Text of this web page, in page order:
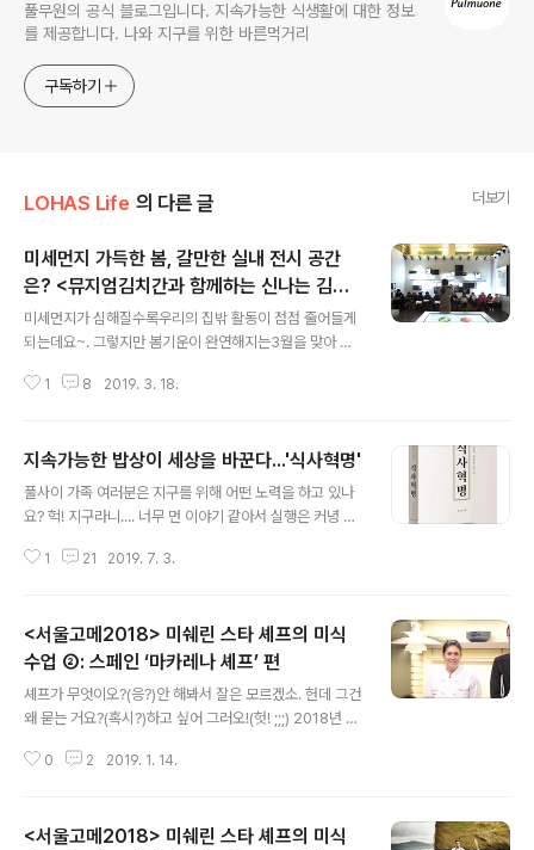
풀무원의 공식 블로그입니다. 지속가능한 식생활에 대한 정보
를 제공합니다. 나와 지구를 위한 바른먹거리
구독하기
LOHAS Life 의 다른 글 더보기
미세먼지 가득한 봄, 갈만한 실내 전시 공간
은? <뮤지엄김치간과 함께하는 신나는 김치
체험>
미세먼지가 심해질수록우리의 집밖 활동이 점점 줄어들게
되는데요~. 그렇지만 봄기운이 완연해지는3월을 맞아 하
한 실내공간(?)들이 많답니다! 그중 가장 대표적인 곳은 박
지 추가 된다면?! 어머! 여긴 꼭 가야해!!풀무원이 운영하는
김치박물관인사동 '뮤지엄김치간(www.kimchikan.co
m)'에 오시면 쾌적한 실내에서 유익한 전시도 보고즐거운
려주고~직접 담근 김치도 가져갈 수 있다는 사실! '뮤지엄
1 8 2019. 3. 18.
지속가능한 밥상이 세상을 바꾼다...'식사혁명'
풀사이 가족 여러분은 지구를 위해 어떤 노력을 하고 있나
요? 헉! 지구라니.... 너무 먼 이야기 같아서 실행은 커녕 느
으니까요. 하지만 알고보면 지구를 생각하고, 나와 우리 아
습관을 바꾸는 것만으로도 정말로 지구 환경을 개선할 수
있다는 사실을... 풀무원의 연구개발센터인 풀무원기술원
의 남기선 박사님께서 집필한 '식사혁명'을 통해 확인할 수
있었는데요. 이 책은 인간과 함께해온 음식의 역사와 본질
적인 의미에 대해 탐구하면서 '세상을 바꾸는 더 나은 밥
상'에 대한 고민을 담은 인문학 도서예요. 단순히 허기를 채
1 21 2019. 7. 3.
<서울고메2018> 미쉐린 스타 셰프의 미식
수업 ②: 스페인 ‘마카레나 셰프’ 편
셰프가 무엇이오?(응?)안 해봐서 잘은 모르겠소. 헌데 그건
왜 묻는 거요?(혹시?)하고 싶어 그러오!(헛! ;;;) 2018년 최
병대 대위 유진 초이 사이에 오간명대사 “러브가 무엇이
러브하는 우리는 먹는 사람이자 또 요리하는 사람. 우리가
0 2 2019. 1. 14.
<서울고메2018> 미쉐린 스타 셰프의 미식